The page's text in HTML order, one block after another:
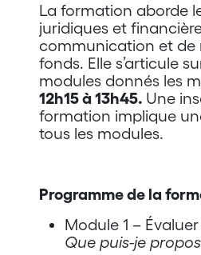
La formation aborde
juridiques et
communication et de
fonds. Elle s’articule
modules donnés les
12h15 à 13h45. Une
formation implique
tous les modules.
Programme de la
Module 1 –
Que puis-je